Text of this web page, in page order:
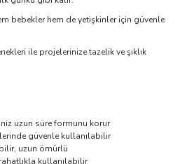
bebekler hem de yetişkinler için güvenle
ile projelerinize tazelik ve şıklık
uzun süre formunu korur
güvenle kullanılabilir
uzun ömürlü
kullanılabilir